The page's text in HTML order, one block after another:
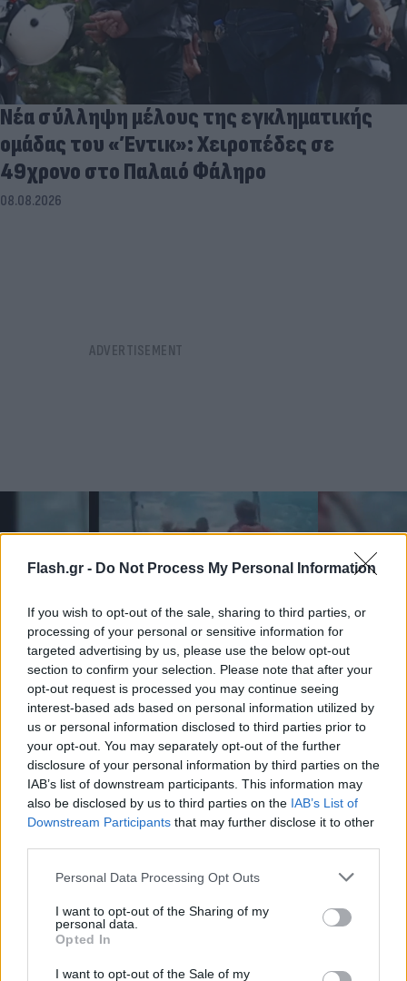
Flash.gr - Do Not Process My Personal Information
If you wish to opt-out of the sale, sharing to third parties, or
processing of your personal or sensitive information for
targeted advertising by us, please use the below opt-out
section to confirm your selection. Please note that after your
opt-out request is processed you may continue seeing
interest-based ads based on personal information utilized by
us or personal information disclosed to third parties prior to
your opt-out. You may separately opt-out of the further
disclosure of your personal information by third parties on the
IAB’s list of downstream participants. This information may
also be disclosed by us to third parties on the IAB’s List of
Downstream Participants that may further disclose it to other
Please note that this website/app uses one or more Google
not limited to your visit or usage behaviour. You may click to
grant or deny consent to Google and its third-party tags to
use your data for below specified purposes in below Google
consent section.
Personal Data Processing Opt Outs
I want to opt-out of the Sharing of my
personal data.
Opted In
I want to opt-out of the Sale of my
Νέα σύλληψη μέλους της εγκληματικής
ομάδας του «Έντικ»: Χειροπέδες σε
49χρονο στο Παλαιό Φάληρο
08.08.2026
Φωτιά στη Βοιωτία: Καρέ-καρέ επιχείρηση
διάσωσης 254 πολιτών μέσω θαλάσσης από την
Πυροσβεστική
08.08.2026